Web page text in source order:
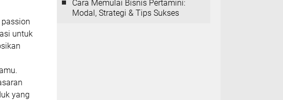
untuk
yang
Cara Memulai Bisnis Pertamini:
Modal, Strategi & Tips Sukses